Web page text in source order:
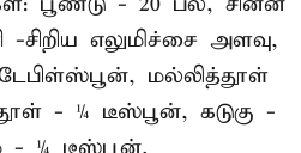
சிறிய எலுமிச்சை அளவு,
மல்லித்தூள்
- ¼ டீஸ்பூன், கடுகு -
- ¼ டீஸ்பூன்,